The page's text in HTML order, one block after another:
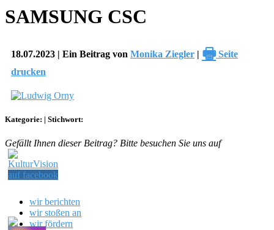
SAMSUNG CSC
18.07.2023 | Ein Beitrag von Monika Ziegler | 🖶 Seite
drucken
Kategorie: | Stichwort:
Gefällt Ihnen dieser Beitrag? Bitte besuchen Sie uns auf
wir berichten
wir stoßen an
wir fördern